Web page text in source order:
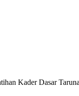
Kader Dasar